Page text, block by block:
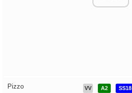
Pizzo VV A2 SS18